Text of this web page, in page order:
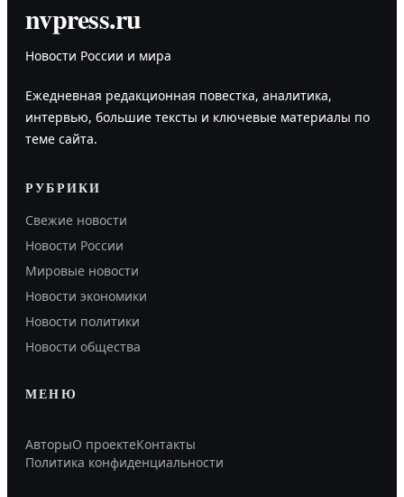
nvpress.ru
Новости России и мира
Ежедневная редакционная повестка, аналитика,
интервью, большие тексты и ключевые материалы по
теме сайта.
РУБРИКИ
Свежие новости
Новости России
Мировые новости
Новости экономики
Новости политики
Новости общества
МЕНЮ
АвторыО проектеКонтакты
Политика конфиденциальности